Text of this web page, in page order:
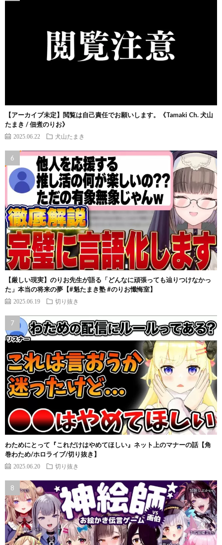
【アーカイブ未定】閲覧は自己責任でお願いします。《Tamaki Ch. 犬山
たまき / 佃煮のりお》
2025.06.22 犬山たまき
【厳しい現実】のりお先生が語る「どんなに頑張っても辿りつけなかっ
た」本当の将来の夢【#魁たまき塾 #のりお懺悔室】
2025.06.19 切り抜き
わためにとって『これだけはやめてほしい』ネット上のマナーの話【角
巻わため/ホロライブ/切り抜き】
2025.06.20 切り抜き